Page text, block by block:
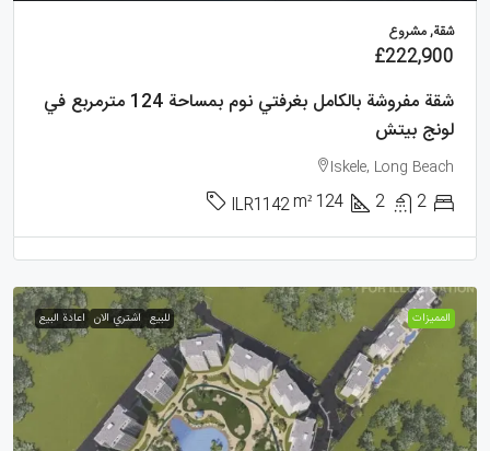
شقة, مشروع
£222,900
شقة مفروشة بالكامل بغرفتي نوم بمساحة 124 مترمربع في
لونج بيتش
Iskele, Long Beach
2
2
124
m²
ILR1142
الممیزات للبيع اشتري الان اعادة البيع